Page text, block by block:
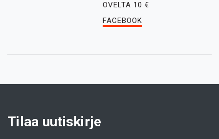
OVELTA 10 €
FACEBOOK
Tilaa uutiskirje